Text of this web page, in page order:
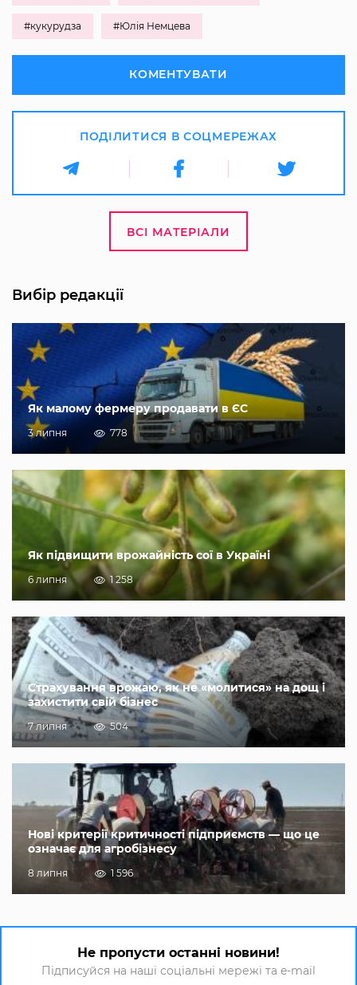
#кукурудза #Юлія Немцева
КОМЕНТУВАТИ
ПОДІЛИТИСЯ В СОЦМЕРЕЖАХ
ВСІ МАТЕРІАЛИ
Вибір редакції
Як малому фермеру продавати в ЄС
3 липня 778
Як підвищити врожайність сої в Україні
6 липня 1 258
Страхування врожаю, як не «молитися» на дощ і
захистити свій бізнес
7 липня 504
Нові критерії критичності підприємств — що це
означає для агробізнесу
8 липня 1 596
Не пропусти останні новини!
Підписуйся на наші соціальні мережі та e-mail